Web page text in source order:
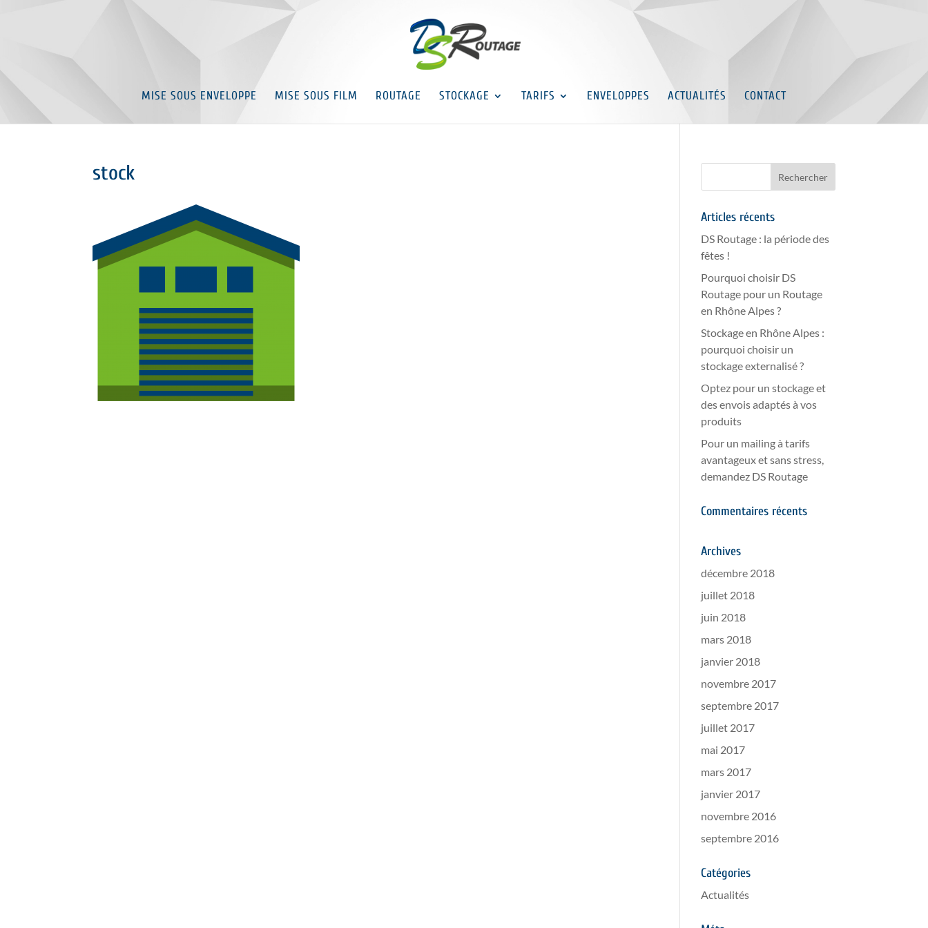
MISE SOUS ENVELOPPE MISE SOUS FILM ROUTAGE STOCKAGE TARIFS ENVELOPPES ACTUALITÉS CONTACT
stock
Articles récents
DS Routage : la période des
fêtes !
Pourquoi choisir DS
Routage pour un Routage
en Rhône Alpes ?
Stockage en Rhône Alpes :
pourquoi choisir un
stockage externalisé ?
Optez pour un stockage et
des envois adaptés à vos
produits
Pour un mailing à tarifs
avantageux et sans stress,
demandez DS Routage
Commentaires récents
Archives
décembre 2018
juillet 2018
juin 2018
mars 2018
janvier 2018
novembre 2017
septembre 2017
juillet 2017
mai 2017
mars 2017
janvier 2017
novembre 2016
septembre 2016
Catégories
Actualités